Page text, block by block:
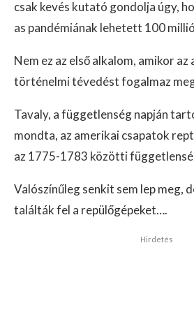
csak kevés kutató gondolja úgy,
as pandémiának lehetett 100
Nem ez az első alkalom, amikor
történelmi tévedést fogalmaz
Tavaly, a függetlenség napján
mondta, az amerikai csapatok
az 1775-1783 közötti
Valószínűleg senkit sem lep meg,
találták fel a repülőgépeket….
Hirdetés